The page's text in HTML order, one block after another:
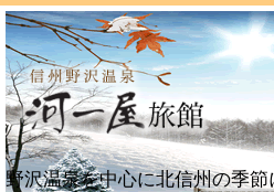
野沢温泉を中心に北信州の季